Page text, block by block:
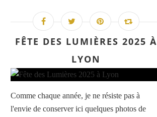
FÊTE DES LUMIÈRES 2025 À
LYON
Comme chaque année, je ne résiste pas à
l'envie de conserver ici quelques photos de